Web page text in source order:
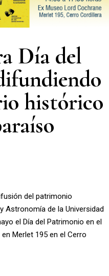
Día del
histórico
del patrimonio
Astronomía de la Universidad
el Día del Patrimonio en el
Merlet 195 en el Cerro